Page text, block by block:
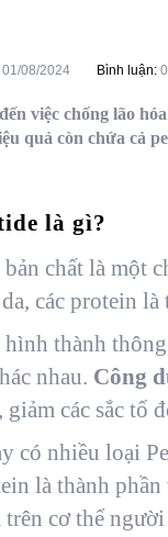
01/08/2024 Bình luận: 0
việc chống lão
quả còn chứa cả
là gì?
chất là một
các protein là
thành
nhau. Công
, giảm các sắc tố
có nhiều loại
là thành
trên cơ thể